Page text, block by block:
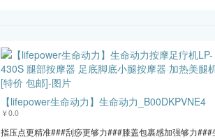
【lifepower生命动力】生命动力_B00DKPVNE4
￥0.0
指压点更精准###刮痧更够力###膝盖包裹感加强够力###